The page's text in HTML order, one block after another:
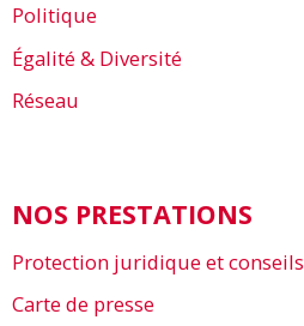
Politique
Égalité & Diversité
Réseau
NOS PRESTATIONS
Protection juridique et conseils
Carte de presse